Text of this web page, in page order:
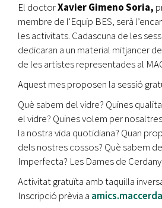
El doctorXavier Gimeno Soria,
membre de l'Equip BES, serà
les activitats. Cadascuna de les
dedicaran a un material mitjancer
de les artistes representades al
Aquest mes proposen la sessió
Què sabem del vidre? Quines
el vidre? Quines volem per
la nostra vida quotidiana? Quan
dels nostres cossos? Què sabem
Imperfecta? Les Dames de
Activitat gratuïta amb taquilla
Inscripció prèvia a